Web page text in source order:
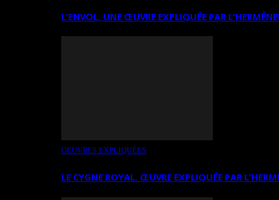
L’ENVOL, UNE ŒUVRE EXPLIQUÉE PAR
OEUVRES EXPLIQUÉES
LE CYGNE ROYAL. ŒUVRE EXPLIQUÉE PAR